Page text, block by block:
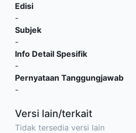
Edisi
-
Subjek
-
Info Detail Spesifik
-
Pernyataan Tanggungjawab
-
Versi lain/terkait
Tidak tersedia versi lain